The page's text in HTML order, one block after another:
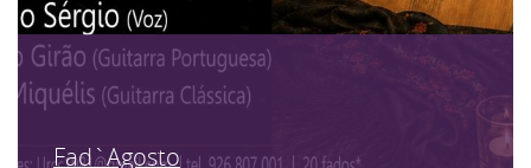
Fad`Agosto